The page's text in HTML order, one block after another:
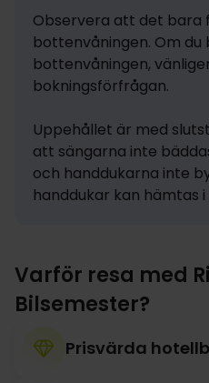
Observera att det bara
bottenvåningen. Om
bottenvåningen,
bokningsförfrågan.
Uppehållet är med
att sängarna inte
och handdukarna inte
handdukar kan hämtas
Varför resa med
Bilsemester?
Prisvärda